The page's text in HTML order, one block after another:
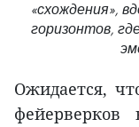
«схождения»,
горизонтов,
Ожидается,